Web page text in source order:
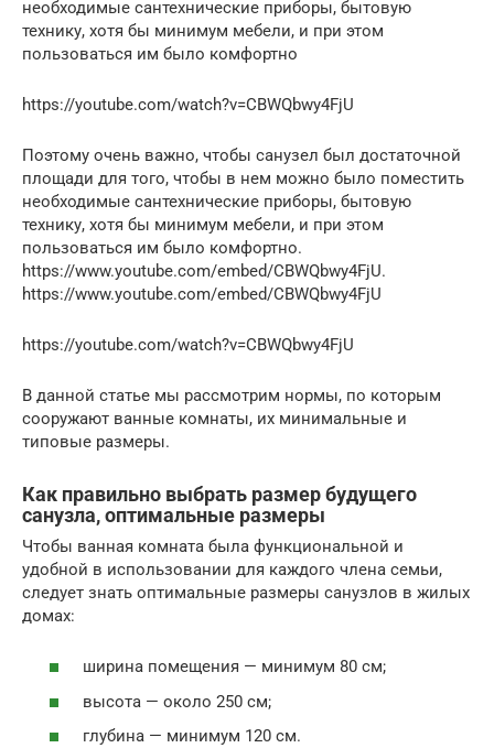
необходимые сантехнические приборы, бытовую
технику, хотя бы минимум мебели, и при этом
пользоваться им было комфортно
https://youtube.com/watch?v=CBWQbwy4FjU
Поэтому очень важно, чтобы санузел был достаточной
площади для того, чтобы в нем можно было поместить
необходимые сантехнические приборы, бытовую
технику, хотя бы минимум мебели, и при этом
пользоваться им было комфортно.
https://www.youtube.com/embed/CBWQbwy4FjU.
https://www.youtube.com/embed/CBWQbwy4FjU
https://youtube.com/watch?v=CBWQbwy4FjU
В данной статье мы рассмотрим нормы, по которым
сооружают ванные комнаты, их минимальные и
типовые размеры.
Как правильно выбрать размер будущего
санузла, оптимальные размеры
Чтобы ванная комната была функциональной и
удобной в использовании для каждого члена семьи,
следует знать оптимальные размеры санузлов в жилых
домах:
ширина помещения — минимум 80 см;
высота — около 250 см;
глубина — минимум 120 см.